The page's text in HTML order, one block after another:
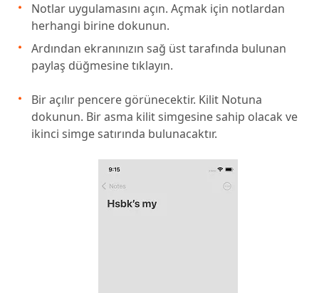
Notlar uygulamasını açın. Açmak için notlardan
herhangi birine dokunun.
Ardından ekranınızın sağ üst tarafında bulunan
paylaş düğmesine tıklayın.
Bir açılır pencere görünecektir. Kilit Notuna
dokunun. Bir asma kilit simgesine sahip olacak ve
ikinci simge satırında bulunacaktır.